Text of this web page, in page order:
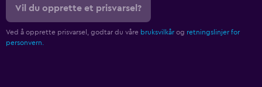
Vil du opprette et prisvarsel?
Ved å opprette prisvarsel, godtar du våre bruksvilkår og retningslinjer for
personvern.